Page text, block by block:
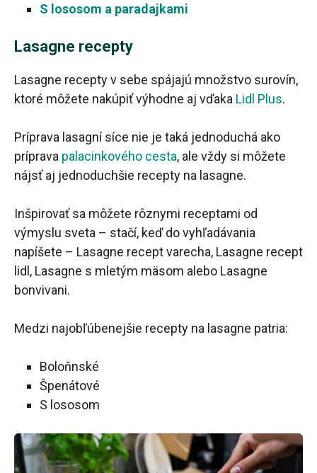
S lososom a paradajkami
Lasagne recepty
Lasagne recepty v sebe spájajú množstvo surovín,
ktoré môžete nakúpiť výhodne aj vďaka Lidl Plus.
Príprava lasagní síce nie je taká jednoduchá ako
príprava palacinkového cesta, ale vždy si môžete
nájsť aj jednoduchšie recepty na lasagne.
Inšpirovať sa môžete rôznymi receptami od
výmyslu sveta – stačí, keď do vyhľadávania
napíšete – Lasagne recept varecha, Lasagne recept
lidl, Lasagne s mletým mäsom alebo Lasagne
bonvivani.
Medzi najobľúbenejšie recepty na lasagne patria:
Boloňnské
Špenátové
S lososom